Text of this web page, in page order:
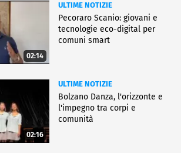
02:14
ULTIME NOTIZIE
Pecoraro Scanio: giovani e
tecnologie eco-digital per
comuni smart
02:16
ULTIME NOTIZIE
Bolzano Danza, l'orizzonte e
l'impegno tra corpi e
comunità